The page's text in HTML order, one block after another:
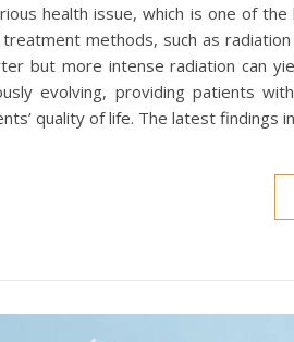
health issue, which is one of
methods, such as
but more intense radiation can
evolving, providing patients
quality of life. The latest